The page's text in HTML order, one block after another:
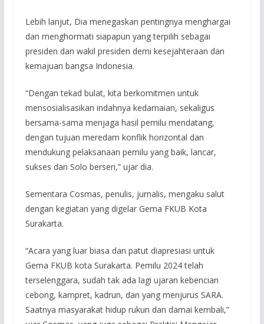
Lebih lanjut, Dia menegaskan pentingnya menghargai
dan menghormati siapapun yang terpilih sebagai
presiden dan wakil presiden demi kesejahteraan dan
kemajuan bangsa Indonesia.
“Dengan tekad bulat, kita berkomitmen untuk
mensosialisasikan indahnya kedamaian, sekaligus
bersama-sama menjaga hasil pemilu mendatang,
dengan tujuan meredam konflik horizontal dan
mendukung pelaksanaan pemilu yang baik, lancar,
sukses dan Solo berseri,” ujar dia.
Sementara Cosmas, penulis, jurnalis, mengaku salut
dengan kegiatan yang digelar Gema FKUB Kota
Surakarta.
“Acara yang luar biasa dan patut diapresiasi untuk
Gema FKUB kota Surakarta. Pemilu 2024 telah
terselenggara, sudah tak ada lagi ujaran kebencian
cebong, kampret, kadrun, dan yang menjurus SARA.
Saatnya masyarakat hidup rukun dan damai kembali,”